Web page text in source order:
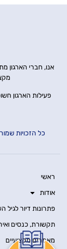
אנו, חברי הארגון
פעילות הארגון
כל הזכויות
ראשי
אודות
פתרונות דיור לגיל
תקשורת, כנסים
מאמרים מקצועיים